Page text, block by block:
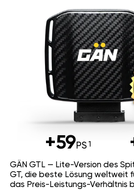
+59PS
GÄN GTL — Lite-Version des
GT, die beste Lösung weltweit
das Preis-Leistungs-Verhältnis